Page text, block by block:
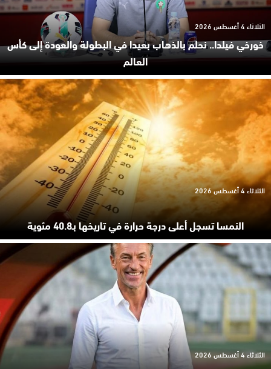
خورخي فيلدا.. نحلم بالذهاب بعيدا في البطولة والعودة إلى كأس
العالم
الثلاثاء 4 أغسطس 2026
النمسا تسجل أعلى درجة حرارة في تاريخها بـ40.8 مئوية
الثلاثاء 4 أغسطس 2026
الثلاثاء 4 أغسطس 2026